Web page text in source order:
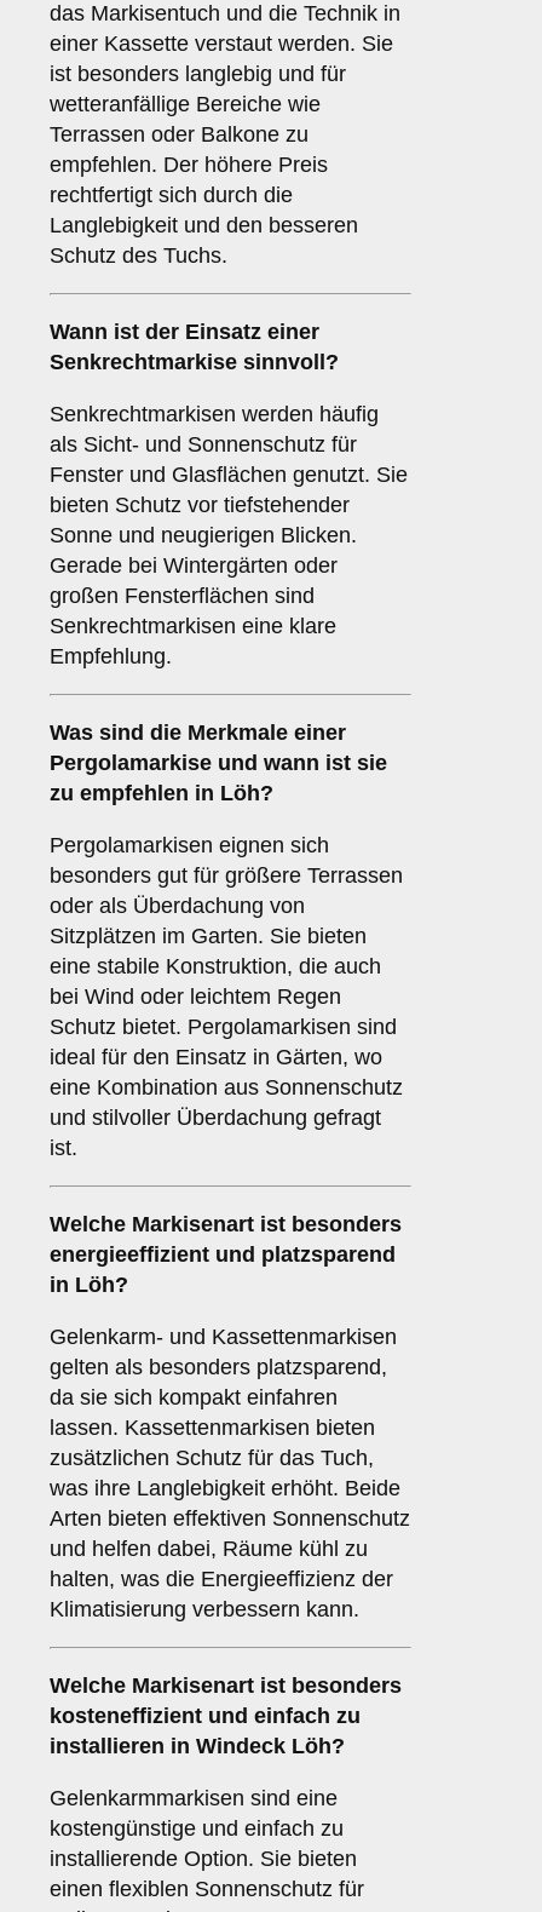
das Markisentuch und die Technik in
einer Kassette verstaut werden. Sie
ist besonders langlebig und für
wetteranfällige Bereiche wie
Terrassen oder Balkone zu
empfehlen. Der höhere Preis
rechtfertigt sich durch die
Langlebigkeit und den besseren
Schutz des Tuchs.
Wann ist der Einsatz einer
Senkrechtmarkise sinnvoll?
Senkrechtmarkisen werden häufig
als Sicht- und Sonnenschutz für
Fenster und Glasflächen genutzt. Sie
bieten Schutz vor tiefstehender
Sonne und neugierigen Blicken.
Gerade bei Wintergärten oder
großen Fensterflächen sind
Senkrechtmarkisen eine klare
Empfehlung.
Was sind die Merkmale einer
Pergolamarkise und wann ist sie
zu empfehlen in Löh?
Pergolamarkisen eignen sich
besonders gut für größere Terrassen
oder als Überdachung von
Sitzplätzen im Garten. Sie bieten
eine stabile Konstruktion, die auch
bei Wind oder leichtem Regen
Schutz bietet. Pergolamarkisen sind
ideal für den Einsatz in Gärten, wo
eine Kombination aus Sonnenschutz
und stilvoller Überdachung gefragt
ist.
Welche Markisenart ist besonders
energieeffizient und platzsparend
in Löh?
Gelenkarm- und Kassettenmarkisen
gelten als besonders platzsparend,
da sie sich kompakt einfahren
lassen. Kassettenmarkisen bieten
zusätzlichen Schutz für das Tuch,
was ihre Langlebigkeit erhöht. Beide
Arten bieten effektiven Sonnenschutz
und helfen dabei, Räume kühl zu
halten, was die Energieeffizienz der
Klimatisierung verbessern kann.
Welche Markisenart ist besonders
kosteneffizient und einfach zu
installieren in Windeck Löh?
Gelenkarmmarkisen sind eine
kostengünstige und einfach zu
installierende Option. Sie bieten
einen flexiblen Sonnenschutz für